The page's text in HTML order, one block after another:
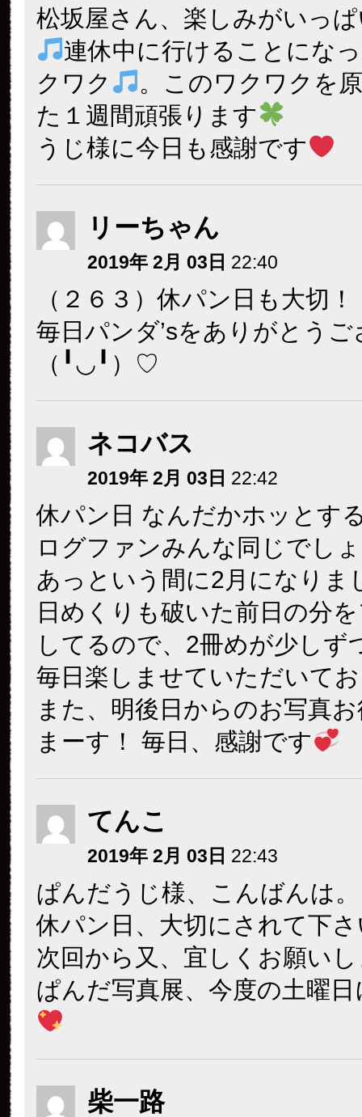
松坂屋さん、楽しみがいっ
連休中に行けることにな
クワク
。このワクワクを
た１週間頑張ります
うじ様に今日も感謝です
リーちゃん
2019年 2月 03日 22:40
（２６３）休パン日も大切！
毎日パンダ’sをありがとう
（╹◡╹）♡
ネコバス
2019年 2月 03日 22:42
休パン日 なんだかホッとす
ログファンみんな同じでし
あっという間に2月になりま
日めくりも破いた前日の分
してるので、2冊めが少しず
毎日楽しませていただいて
また、明後日からのお写真
まーす！ 毎日、感謝です
てんこ
2019年 2月 03日 22:43
ぱんだうじ様、こんばんは。
休パン日、大切にされて下
次回から又、宜しくお願い
ぱんだ写真展、今度の土曜
柴一路